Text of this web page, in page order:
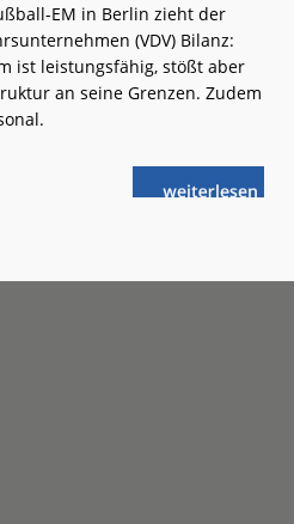
EM in Berlin zieht der
(VDV) Bilanz:
ist leistungsfähig, stößt aber
an seine Grenzen. Zudem
weiterlese
nEM: